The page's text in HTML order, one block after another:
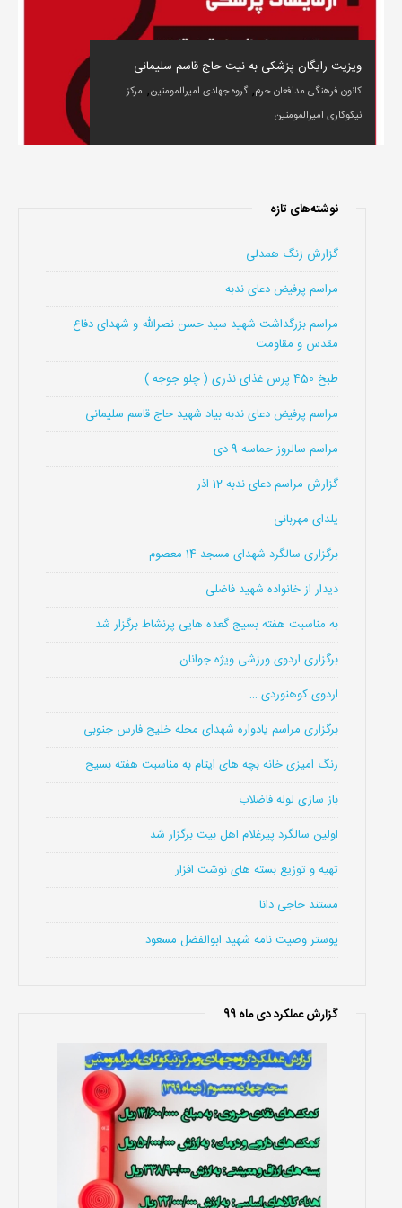
ویزیت رایگان پزشکی به نیت حاج قاسم سلیمانی
کانون فرهنگی مدافعان حرم, گروه جهادی امیرالمومنین, مرکز
نیکوکاری امیرالمومنین
نوشته‌های تازه
گزارش زنگ همدلی
مراسم پرفیض دعای ندبه
مراسم بزرگداشت شهید سید حسن نصرالله و شهدای دفاع
مقدس و مقاومت
طبخ 450 پرس غذای نذری ( چلو جوجه )
مراسم پرفیض دعای ندبه بیاد شهید حاج قاسم سلیمانی
مراسم سالروز حماسه 9 دی
گزارش مراسم دعای ندبه 12 اذر
یلدای مهربانی
برگزاری سالگرد شهدای مسجد 14 معصوم
دیدار از خانواده شهید فاضلی
به مناسبت هفته بسیج گعده هایی پرنشاط برگزار شد
برگزاری اردوی ورزشی ویژه جوانان
اردوی کوهنوردی …
برگزاری مراسم یادواره شهدای محله خلیج فارس جنوبی
رنگ امیزی خانه بچه های ایتام به مناسبت هفته بسیج
باز سازی لوله فاضلاب
اولین سالگرد پیرغلام اهل بیت برگزار شد
تهیه و توزیع بسته های نوشت افزار
مستند حاجی دانا
پوستر وصیت نامه شهید ابوالفضل مسعود
گزارش عملکرد دی ماه 99